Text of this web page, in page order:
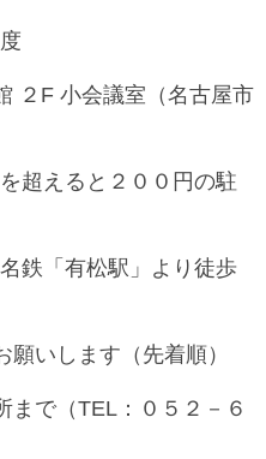
２F 小会議室（名古屋市
超えると２００円の駐
鉄「有松駅」より徒歩
いします（先着順）
まで（TEL：０５２－６